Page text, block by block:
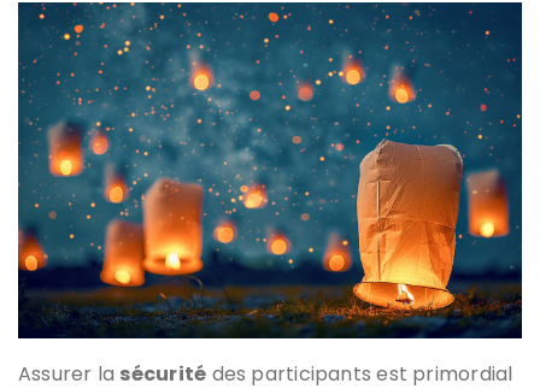
Assurer la sécurité des participants est primordial